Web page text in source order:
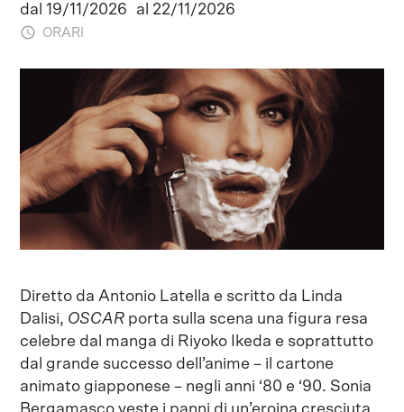
dal 19/11/2026
al 22/11/2026
ORARI
Diretto da Antonio Latella e scritto da Linda
Dalisi, OSCAR porta sulla scena una figura resa
celebre dal manga di Riyoko Ikeda e soprattutto
dal grande successo dell’anime – il cartone
animato giapponese – negli anni ‘80 e ‘90. Sonia